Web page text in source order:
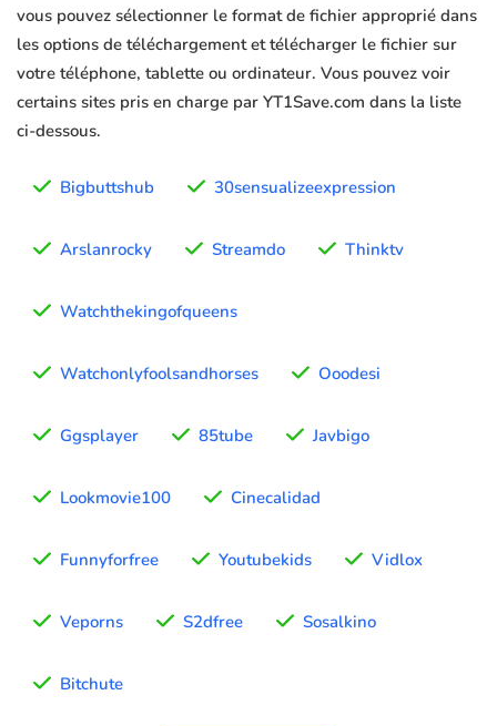
vous pouvez sélectionner le format de fichier approprié dans
les options de téléchargement et télécharger le fichier sur
votre téléphone, tablette ou ordinateur. Vous pouvez voir
certains sites pris en charge par YT1Save.com dans la liste
ci-dessous.
Bigbuttshub 30sensualizeexpression
Arslanrocky Streamdo Thinktv
Watchthekingofqueens
Watchonlyfoolsandhorses Ooodesi
Ggsplayer 85tube Javbigo
Lookmovie100 Cinecalidad
Funnyforfree Youtubekids Vidlox
Veporns S2dfree Sosalkino
Bitchute